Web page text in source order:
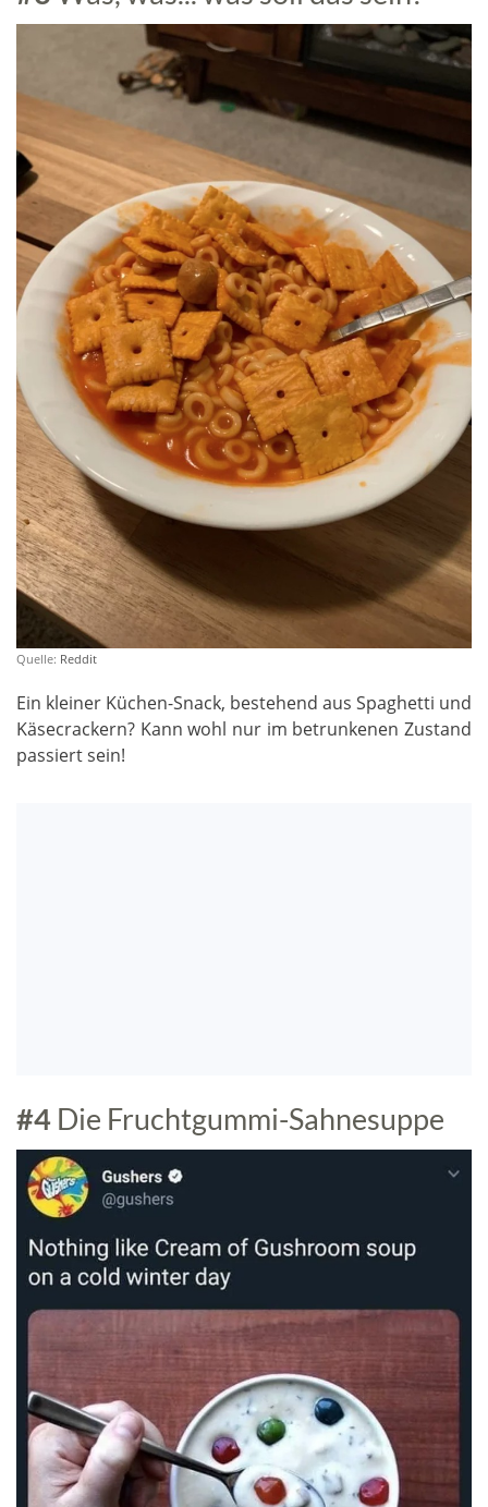
Quelle: Reddit
Ein kleiner Küchen-Snack, bestehend aus Spaghetti und
Käsecrackern? Kann wohl nur im betrunkenen Zustand
passiert sein!
#4 Die Fruchtgummi-Sahnesuppe